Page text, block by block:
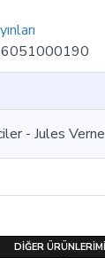
- Jules Verne
DIĞER